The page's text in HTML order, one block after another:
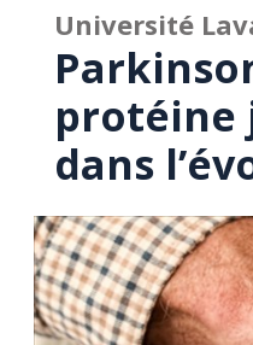
Université
protéine
dans